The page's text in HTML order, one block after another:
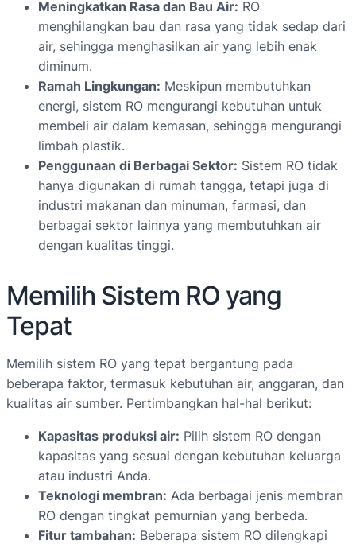
Meningkatkan Rasa dan Bau Air: RO
menghilangkan bau dan rasa yang tidak sedap dari
air, sehingga menghasilkan air yang lebih enak
diminum.
Ramah Lingkungan: Meskipun membutuhkan
energi, sistem RO mengurangi kebutuhan untuk
membeli air dalam kemasan, sehingga mengurangi
limbah plastik.
Penggunaan di Berbagai Sektor: Sistem RO tidak
hanya digunakan di rumah tangga, tetapi juga di
industri makanan dan minuman, farmasi, dan
berbagai sektor lainnya yang membutuhkan air
dengan kualitas tinggi.
Memilih Sistem RO yang
Tepat
Memilih sistem RO yang tepat bergantung pada
beberapa faktor, termasuk kebutuhan air, anggaran, dan
kualitas air sumber. Pertimbangkan hal-hal berikut:
Kapasitas produksi air: Pilih sistem RO dengan
kapasitas yang sesuai dengan kebutuhan keluarga
atau industri Anda.
Teknologi membran: Ada berbagai jenis membran
RO dengan tingkat pemurnian yang berbeda.
Fitur tambahan: Beberapa sistem RO dilengkapi